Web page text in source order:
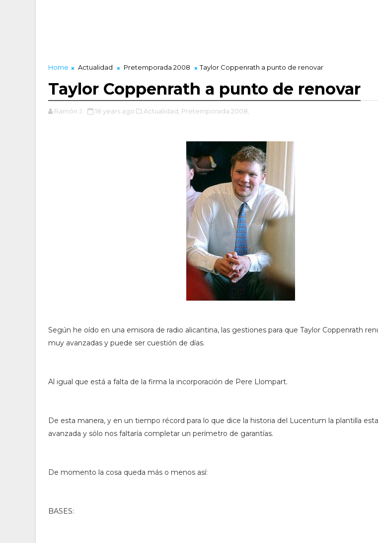
Home Actualidad Pretemporada 2008 Taylor Coppenrath a punto de renovar
Taylor Coppenrath a punto de renovar
Ramón J. 18 years ago Actualidad, Pretemporada 2008,
Según he oído en una emisora de radio alicantina, las gestiones para que Taylor Coppenrath
muy avanzadas y puede ser cuestión de días.
Al igual que está a falta de la firma la incorporación de Pere Llompart.
De esta manera, y en un tiempo récord para lo que dice la historia del Lucentum la plantilla
avanzada y sólo nos faltaría completar un perímetro de garantías.
De momento la cosa queda más o menos así:
BASES: